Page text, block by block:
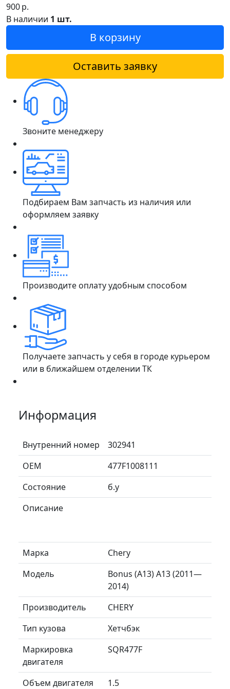
900р.
В наличии 1 шт.
В корзину
Оставить заявку
Звоните менеджеру
Подбираем Вам запчасть из наличия или
оформляем заявку
Производите оплату удобным способом
Получаете запчасть у себя в городе курьером
или в ближайшем отделении ТК
Информация
Внутренний номер
302941
ОЕМ
477F1008111
Состояние
б.у
Описание
Марка
Chery
Модель
Bonus (A13) A13 (2011—
2014)
Производитель
CHERY
Тип кузова
Хетчбэк
Маркировка
двигателя
SQR477F
Объем двигателя
1.5